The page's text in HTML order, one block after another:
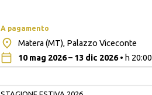
A pagamento
Matera (MT), Palazzo Viceconte
10 mag 2026 – 13 dic 2026• h 20:00